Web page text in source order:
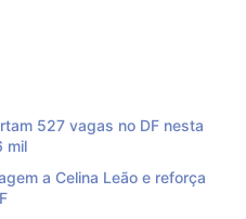
527 vagas no DF nesta
mil
a Celina Leão e reforça